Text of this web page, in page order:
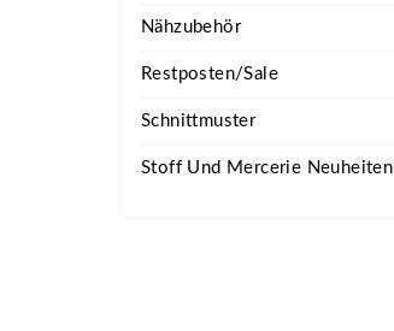
Nähzubehör
Restposten/Sale
Schnittmuster
Stoff Und Mercerie Neuheiten